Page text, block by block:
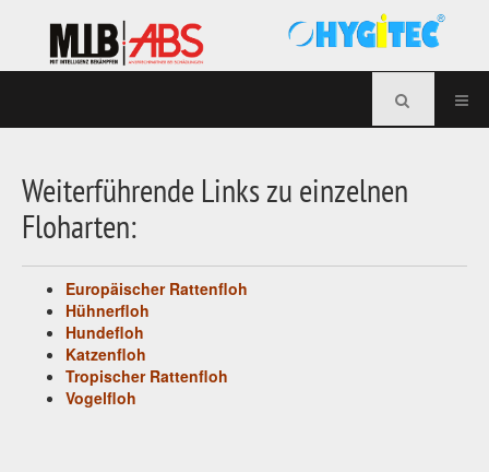
Weiterführende Links zu einzelnen
Floharten:
Europäischer Rattenfloh
Hühnerfloh
Hundefloh
Katzenfloh
Tropischer Rattenfloh
Vogelfloh